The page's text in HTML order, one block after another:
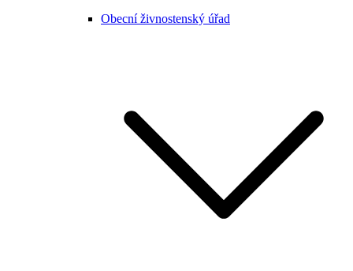
Obecní živnostenský úřad